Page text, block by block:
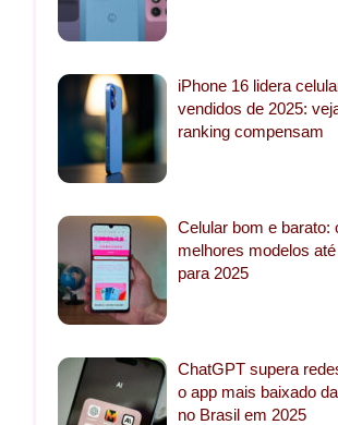
iPhone 16 lidera
vendidos de 2025:
ranking compensam
Celular bom e barato:
melhores modelos
para 2025
ChatGPT supera
o app mais baixado
no Brasil em 2025